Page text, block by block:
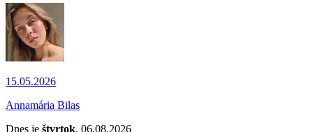
15.05.2026
Annamária Bilas
Dnes je štvrtok, 06.08.2026